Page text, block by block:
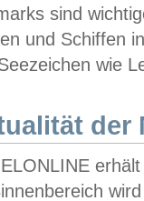
sind
und Schiffen
wie
der